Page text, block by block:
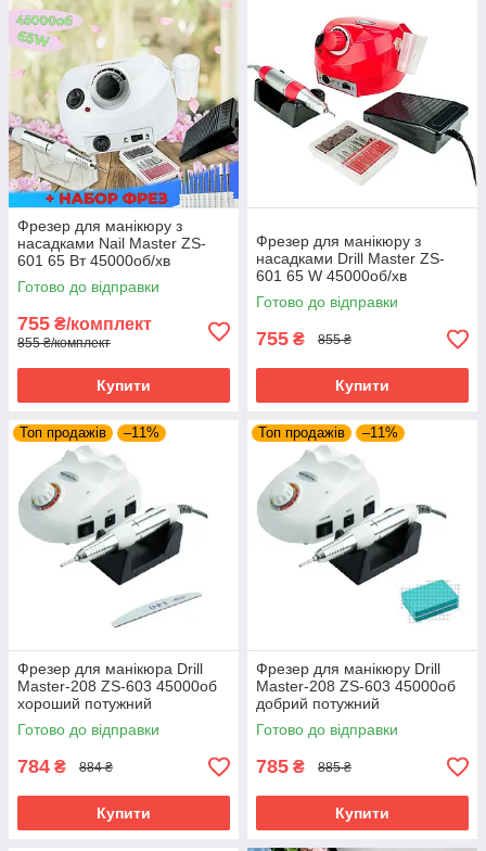
Фрезер для манікюру з
насадками Nail Master ZS-
601 65 Вт 45000об/хв
(машинка для нігтів,
шліфування лаку, makeup
Готово до відправки
755 ₴/комплект
855 ₴/комплект
Купити
Фрезер для манікюру з
насадками Drill Master ZS-
601 65 W 45000об/хв
машинка для нігтів,
шліфування лаку, makeup
Готово до відправки
755 ₴ 855 ₴
Купити
Топ продажів –11%
Фрезер для манікюра Drill
Master-208 ZS-603 45000об
хороший потужний
професійний манікюрний
фрейзер DM 208
Готово до відправки
784 ₴ 884 ₴
Купити
Топ продажів –11%
Фрезер для манікюру Drill
Master-208 ZS-603 45000об
добрий потужний
професійний манікюрний
фрезер DM 208
Готово до відправки
785 ₴ 885 ₴
Купити